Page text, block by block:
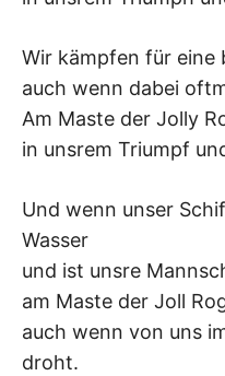
Wir kämpfen für eine
auch wenn dabei
Am Maste der Jolly
in unsrem Triumpf
Und wenn unser
Wasser
und ist unsre
am Maste der Joll
auch wenn von uns
droht.